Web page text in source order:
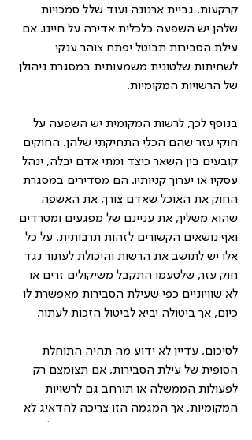
קרקעות, גביית ארנונה ועוד שלל סמכויות
שלהן יש השפעה כלכלית אדירה על חיינו. אם
עילת הסבירות תבוטל יפתח צוהר ענקי
לשחיתות שלטונית משמעותית במסגרת ניהולן
של הרשויות המקומיות.
בנוסף לכך, לרשות המקומית יש השפעה על
חוקי עזר שהם הכלי התחיקתי שלהן. החוקים
קובעים בין השאר כיצד ומתי אדם יבלה, ינהל
עסקיו או יערוך קניותיו. הם מסדירים במסגרת
החוק את האוכל שאדם צורך, את האשפה
שהוא משליך, את עניינם של מפגעים ומטרדים
ואף נושאים הקשורים לזהות תרבותית. על כל
אלו יש לתושב את הרשות והיכולת לעתור נגד
חוק עזר, שלטעמו התקבל משיקולים זרים או
לא שוויוניים כפי שעילת הסבירות מאפשרת לו
כיום, אך ביטולה יביא לביטול הזכות לעתור.
לסיכום, עדיין לא ידוע מה תהיה התוחלת
הסופית של עילת הסבירות, אם תצומצם רק
לפעולות הממשלה או תורחב גם לרשויות
המקומיות, אך המגמה הזו צריכה להדאיג לא